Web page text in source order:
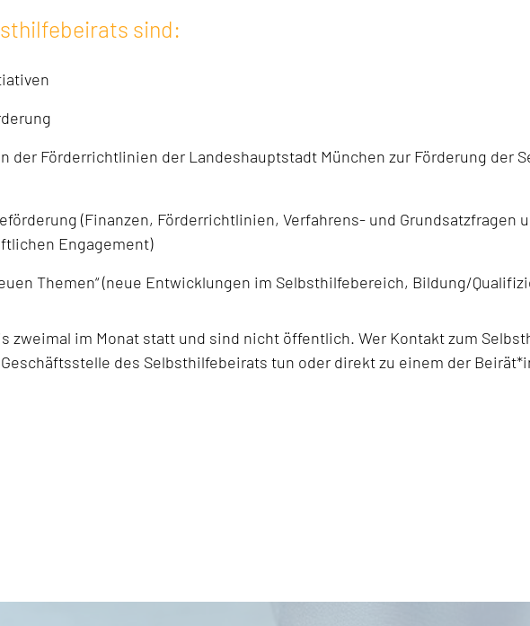
sind:
der Förderrichtlinien der Landeshauptstadt München zur Förderung der
(Finanzen, Förderrichtlinien, Verfahrens- und Grundsatzfragen
Engagement)
Themen“ (neue Entwicklungen im Selbsthilfebereich, Bildung/
zweimal im Monat statt und sind nicht öffentlich. Wer Kontakt zum
des Selbsthilfebeirats tun oder direkt zu einem der